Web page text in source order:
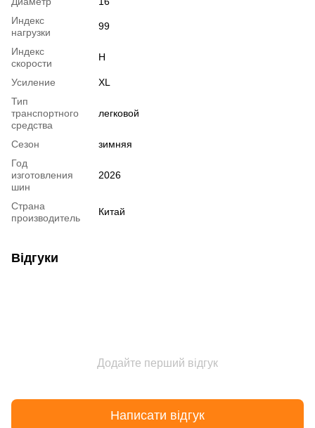
Индекс
нагрузки
99
Индекс
скорости
H
Усиление
XL
Тип
транспортного
средства
легковой
Сезон
зимняя
Год
изготовления
шин
2026
Страна
производитель
Китай
Відгуки
Додайте перший відгук
Написати відгук